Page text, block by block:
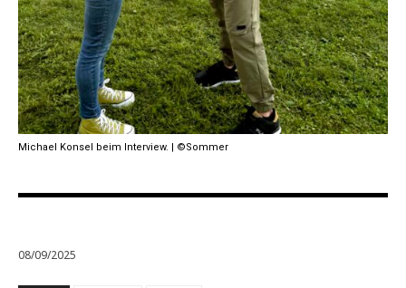
Michael Konsel beim Interview. | ©Sommer
08/09/2025